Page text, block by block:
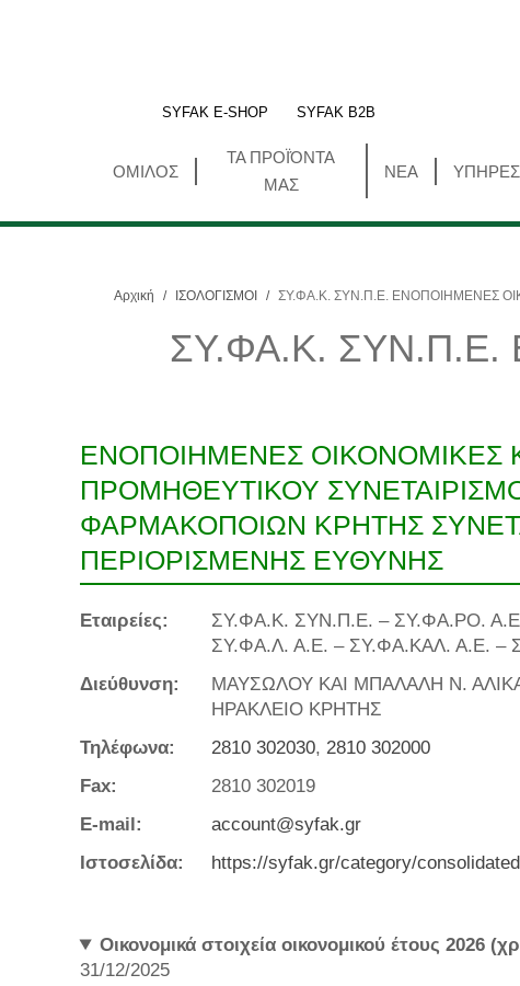
SYFAK E-SHOP SYFAK B2B
ΟΜΙΛΟΣ
ΤΑ ΠΡΟΪΌΝΤΑ
ΜΑΣ
ΝΕΑ
Αρχική / ΙΣΟΛΟΓΙΣΜΟΙ / ΣΥ.ΦΑ.Κ. ΣΥΝ.Π.Ε. ΕΝΟΠΟΙΗΜΕΝΕΣ
ΣΥ.ΦΑ.Κ. ΣΥΝ.Π.Ε.
ΕΝΟΠΟΙΗΜΕΝΕΣ ΟΙΚΟΝΟΜΙΚΕΣ
ΠΡΟΜΗΘΕΥΤΙΚΟΥ
ΦΑΡΜΑΚΟΠΟΙΩΝ ΚΡΗΤΗΣ
ΠΕΡΙΟΡΙΣΜΕΝΗΣ ΕΥΘΥΝΗΣ
Εταιρείες:
ΣΥ.ΦΑ.Κ. ΣΥΝ.Π.Ε. – ΣΥ.ΦΑ.ΡΟ.
ΣΥ.ΦΑ.Λ. Α.Ε. – ΣΥ.ΦΑ.ΚΑΛ. Α.Ε. –
Διεύθυνση:
ΜΑΥΣΩΛΟΥ ΚΑΙ ΜΠΑΛΑΛΗ Ν.
ΗΡΑΚΛΕΙΟ ΚΡΗΤΗΣ
Τηλέφωνα:
2810 302030, 2810 302000
Fax:
2810 302019
E-mail:
account@syfak.gr
Ιστοσελίδα:
https://syfak.gr/category/consolidated
Οικονομικά στοιχεία οικονομικού έτους 2026
31/12/2025